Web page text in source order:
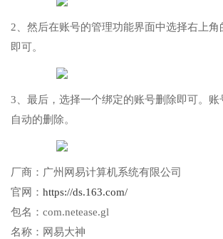
2、然后在账号的管理功能界面中选择右上角
即可。
3、最后，选择一个绑定的账号删除即可。账
自动的删除。
厂商： 广州网易计算机系统有限公司
官网： https://ds.163.com/
包名： com.netease.gl
名称： 网易大神